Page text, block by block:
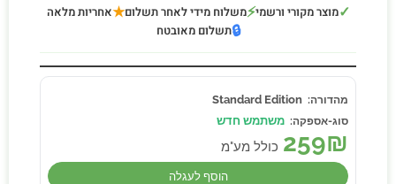
✓מוצר מקורי ורשמי⚡משלוח מידי לאחר תשלום★אחריות מלאה
🔒תשלום מאובטח
Standard Edition
משתמש חדש
259₪ כולל מע"מ
הוסף לעגלה